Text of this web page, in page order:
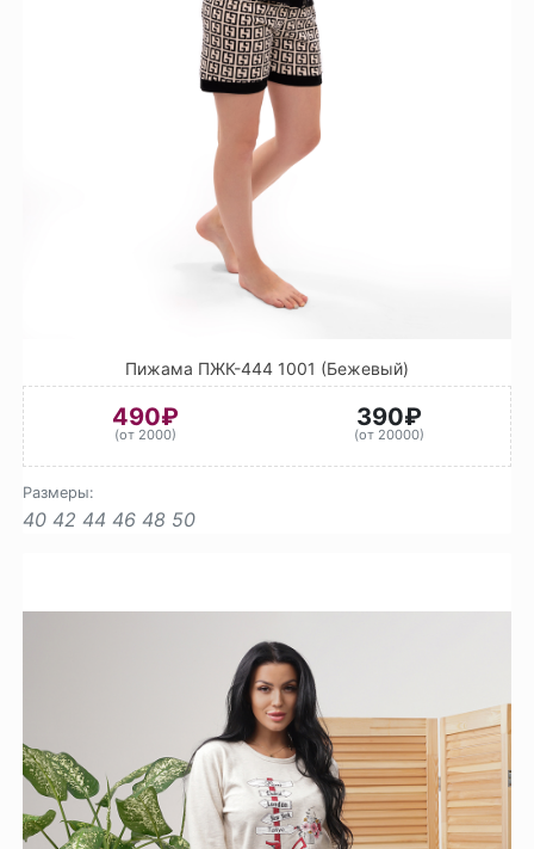
Пижама ПЖК-444 1001 (Бежевый)
490₽
(от 2000)
390₽
(от 20000)
Размеры:
40 42 44 46 48 50